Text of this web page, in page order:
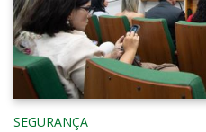
SEGURANÇA